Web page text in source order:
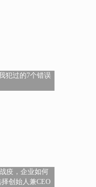
犯过的7个错误
疫，企业如何
创始人兼CEO